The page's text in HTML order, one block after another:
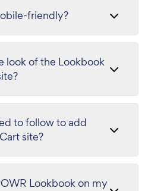
friendly?
look of the Lookbook
to follow to add
site?
Lookbook on my